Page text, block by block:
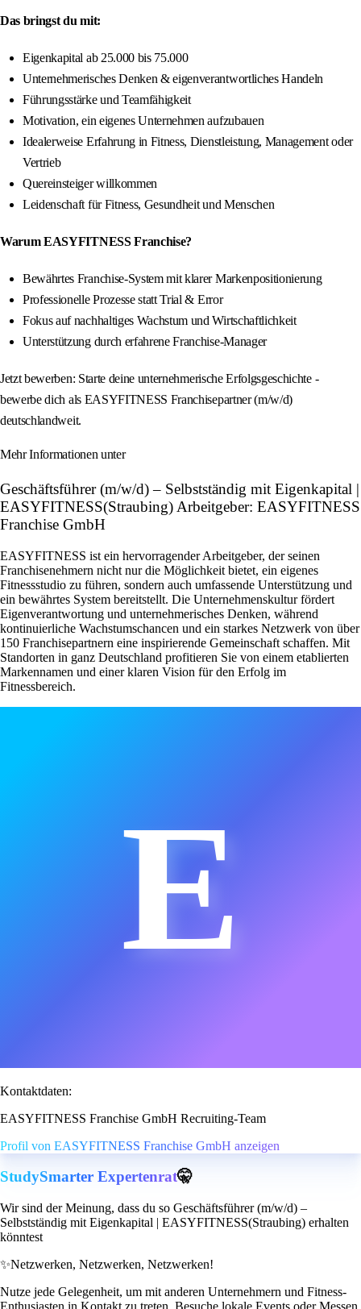
Das bringst du mit:
Eigenkapital ab 25.000 bis 75.000
Unternehmerisches Denken & eigenverantwortliches Handeln
Führungsstärke und Teamfähigkeit
Motivation, ein eigenes Unternehmen aufzubauen
Idealerweise Erfahrung in Fitness, Dienstleistung, Management oder
Vertrieb
Quereinsteiger willkommen
Leidenschaft für Fitness, Gesundheit und Menschen
Warum EASYFITNESS Franchise?
Bewährtes Franchise-System mit klarer Markenpositionierung
Professionelle Prozesse statt Trial & Error
Fokus auf nachhaltiges Wachstum und Wirtschaftlichkeit
Unterstützung durch erfahrene Franchise-Manager
Jetzt bewerben: Starte deine unternehmerische Erfolgsgeschichte -
bewerbe dich als EASYFITNESS Franchisepartner (m/w/d)
deutschlandweit.
Mehr Informationen unter
Geschäftsführer (m/w/d) – Selbstständig mit Eigenkapital |
EASYFITNESS(Straubing) Arbeitgeber: EASYFITNESS
Franchise GmbH
EASYFITNESS ist ein hervorragender Arbeitgeber, der seinen
Franchisenehmern nicht nur die Möglichkeit bietet, ein eigenes
Fitnessstudio zu führen, sondern auch umfassende Unterstützung und
ein bewährtes System bereitstellt. Die Unternehmenskultur fördert
Eigenverantwortung und unternehmerisches Denken, während
kontinuierliche Wachstumschancen und ein starkes Netzwerk von über
150 Franchisepartnern eine inspirierende Gemeinschaft schaffen. Mit
Standorten in ganz Deutschland profitieren Sie von einem etablierten
Markennamen und einer klaren Vision für den Erfolg im
Fitnessbereich.
E
Kontaktdaten:
EASYFITNESS Franchise GmbH Recruiting-Team
Profil von EASYFITNESS Franchise GmbH anzeigen
StudySmarter Expertenrat🤫
Wir sind der Meinung, dass du so Geschäftsführer (m/w/d) –
Selbstständig mit Eigenkapital | EASYFITNESS(Straubing) erhalten
könntest
✨Netzwerken, Netzwerken, Netzwerken!
Nutze jede Gelegenheit, um mit anderen Unternehmern und Fitness-